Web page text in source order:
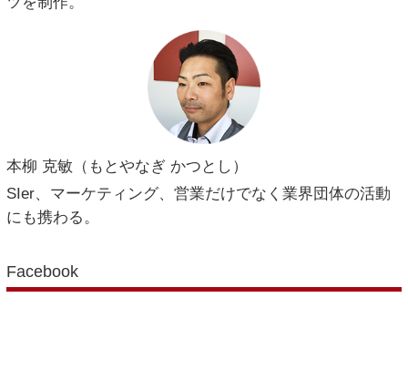
本柳 克敏（もとやなぎ かつとし）
SIer、マーケティング、営業だけでなく業界団体の活動
にも携わる。
Facebook